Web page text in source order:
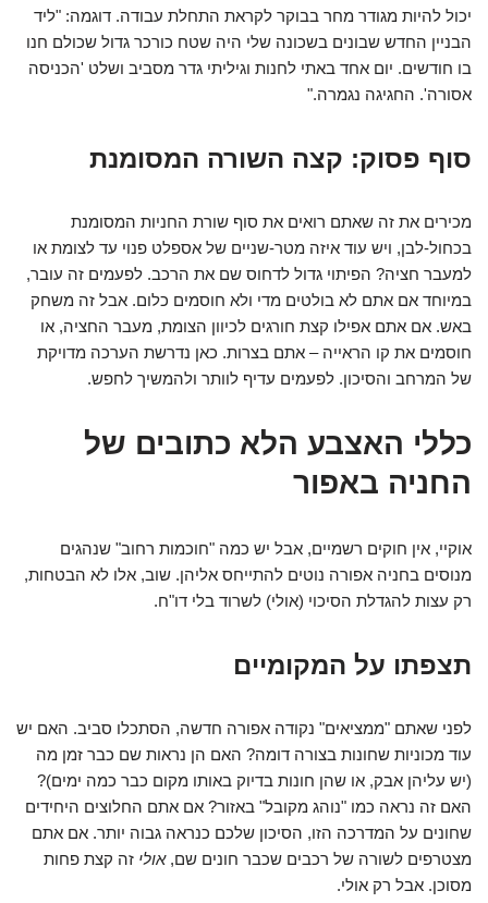
יכול להיות מגודר מחר בבוקר לקראת התחלת עבודה. דוגמה: "ליד
הבניין החדש שבונים בשכונה שלי היה שטח כורכר גדול שכולם חנו
בו חודשים. יום אחד באתי לחנות וגיליתי גדר מסביב ושלט 'הכניסה
אסורה'. החגיגה נגמרה."
סוף פסוק: קצה השורה המסומנת
מכירים את זה שאתם רואים את סוף שורת החניות המסומנת
בכחול-לבן, ויש עוד איזה מטר-שניים של אספלט פנוי עד לצומת או
למעבר חציה? הפיתוי גדול לדחוס שם את הרכב. לפעמים זה עובר,
במיוחד אם אתם לא בולטים מדי ולא חוסמים כלום. אבל זה משחק
באש. אם אתם אפילו קצת חורגים לכיוון הצומת, מעבר החציה, או
חוסמים את קו הראייה – אתם בצרות. כאן נדרשת הערכה מדויקת
של המרחב והסיכון. לפעמים עדיף לוותר ולהמשיך לחפש.
כללי האצבע הלא כתובים של
החניה באפור
אוקיי, אין חוקים רשמיים, אבל יש כמה "חוכמות רחוב" שנהגים
מנוסים בחניה אפורה נוטים להתייחס אליהן. שוב, אלו לא הבטחות,
רק עצות להגדלת הסיכוי (אולי) לשרוד בלי דו"ח.
תצפתו על המקומיים
לפני שאתם "ממציאים" נקודה אפורה חדשה, הסתכלו סביב. האם יש
עוד מכוניות שחונות בצורה דומה? האם הן נראות שם כבר זמן מה
(יש עליהן אבק, או שהן חונות בדיוק באותו מקום כבר כמה ימים)?
האם זה נראה כמו "נוהג מקובל" באזור? אם אתם החלוצים היחידים
שחונים על המדרכה הזו, הסיכון שלכם כנראה גבוה יותר. אם אתם
מצטרפים לשורה של רכבים שכבר חונים שם,אולי זה קצת פחות
מסוכן. אבל רק אולי.